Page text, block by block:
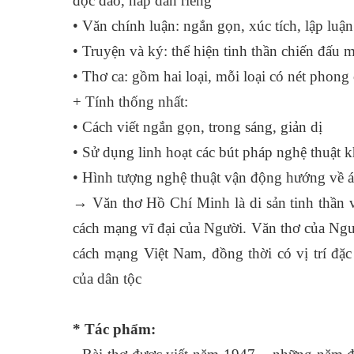
• Văn chính luận: ngắn gọn, xúc tích, lập
• Truyện và ký: thể hiện tinh thần chiến đấu
• Thơ ca: gồm hai loại, mỗi loại có nét phong
+ Tính thống nhất:
• Cách viết ngắn gọn, trong sáng, giản dị
• Sử dụng linh hoạt các bút pháp nghệ thuật
• Hình tượng nghệ thuật vận động hướng về
→ Văn thơ Hồ Chí Minh là di sản tinh thần
cách mạng vĩ đại của Người. Văn thơ của
cách mạng Việt Nam, đồng thời có vị trí
của dân tộc
* Tác phẩm: